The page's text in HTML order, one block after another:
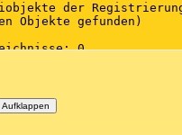
der
Objekte gefunden)
0
Aufklappen